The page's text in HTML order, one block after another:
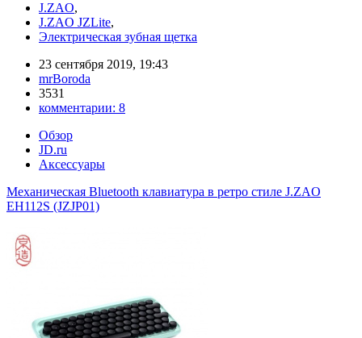
J.ZAO,
J.ZAO JZLite,
Электрическая зубная щетка
23 сентября 2019, 19:43
mrBoroda
3531
комментарии: 8
Обзор
JD.ru
Аксессуары
Механическая Bluetooth клавиатура в ретро стиле J.ZAO
EH112S (JZJP01)